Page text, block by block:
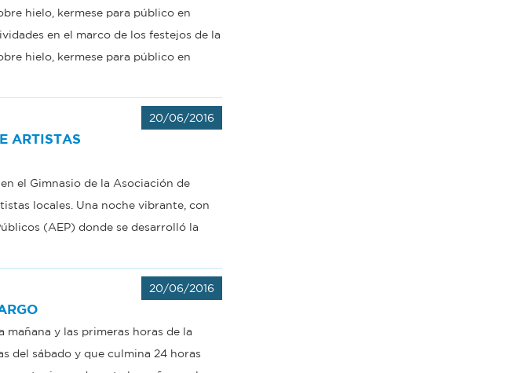
hielo, kermese para público en
en el marco de los festejos de la
hielo, kermese para público en
20/06/2016
ARTISTAS
el Gimnasio de la Asociación de
locales. Una noche vibrante, con
(AEP) donde se desarrolló la
20/06/2016
y las primeras horas de la
del sábado y que culmina 24 horas